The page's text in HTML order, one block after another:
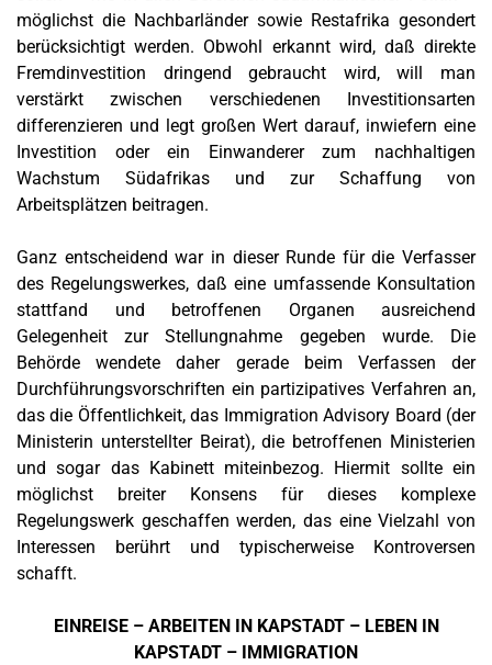
möglichst die Nachbarländer sowie Restafrika gesondert
berücksichtigt werden. Obwohl erkannt wird, daß direkte
Fremdinvestition dringend gebraucht wird, will man
verstärkt zwischen verschiedenen Investitionsarten
differenzieren und legt großen Wert darauf, inwiefern eine
Investition oder ein Einwanderer zum nachhaltigen
Wachstum Südafrikas und zur Schaffung von
Arbeitsplätzen beitragen.
Ganz entscheidend war in dieser Runde für die Verfasser
des Regelungswerkes, daß eine umfassende Konsultation
stattfand und betroffenen Organen ausreichend
Gelegenheit zur Stellungnahme gegeben wurde. Die
Behörde wendete daher gerade beim Verfassen der
Durchführungsvorschriften ein partizipatives Verfahren an,
das die Öffentlichkeit, das Immigration Advisory Board (der
Ministerin unterstellter Beirat), die betroffenen Ministerien
und sogar das Kabinett miteinbezog. Hiermit sollte ein
möglichst breiter Konsens für dieses komplexe
Regelungswerk geschaffen werden, das eine Vielzahl von
Interessen berührt und typischerweise Kontroversen
schafft.
EINREISE – ARBEITEN IN KAPSTADT – LEBEN IN
KAPSTADT – IMMIGRATION